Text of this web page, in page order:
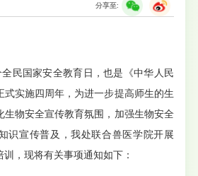
分享至:
民国家安全教育日，也是《中华人民
式实施四周年，为进一步提高师生的生
生物安全宣传教育氛围，加强生物安全
识宣传普及，我处联合兽医学院开展
训，现将有关事项通知如下：